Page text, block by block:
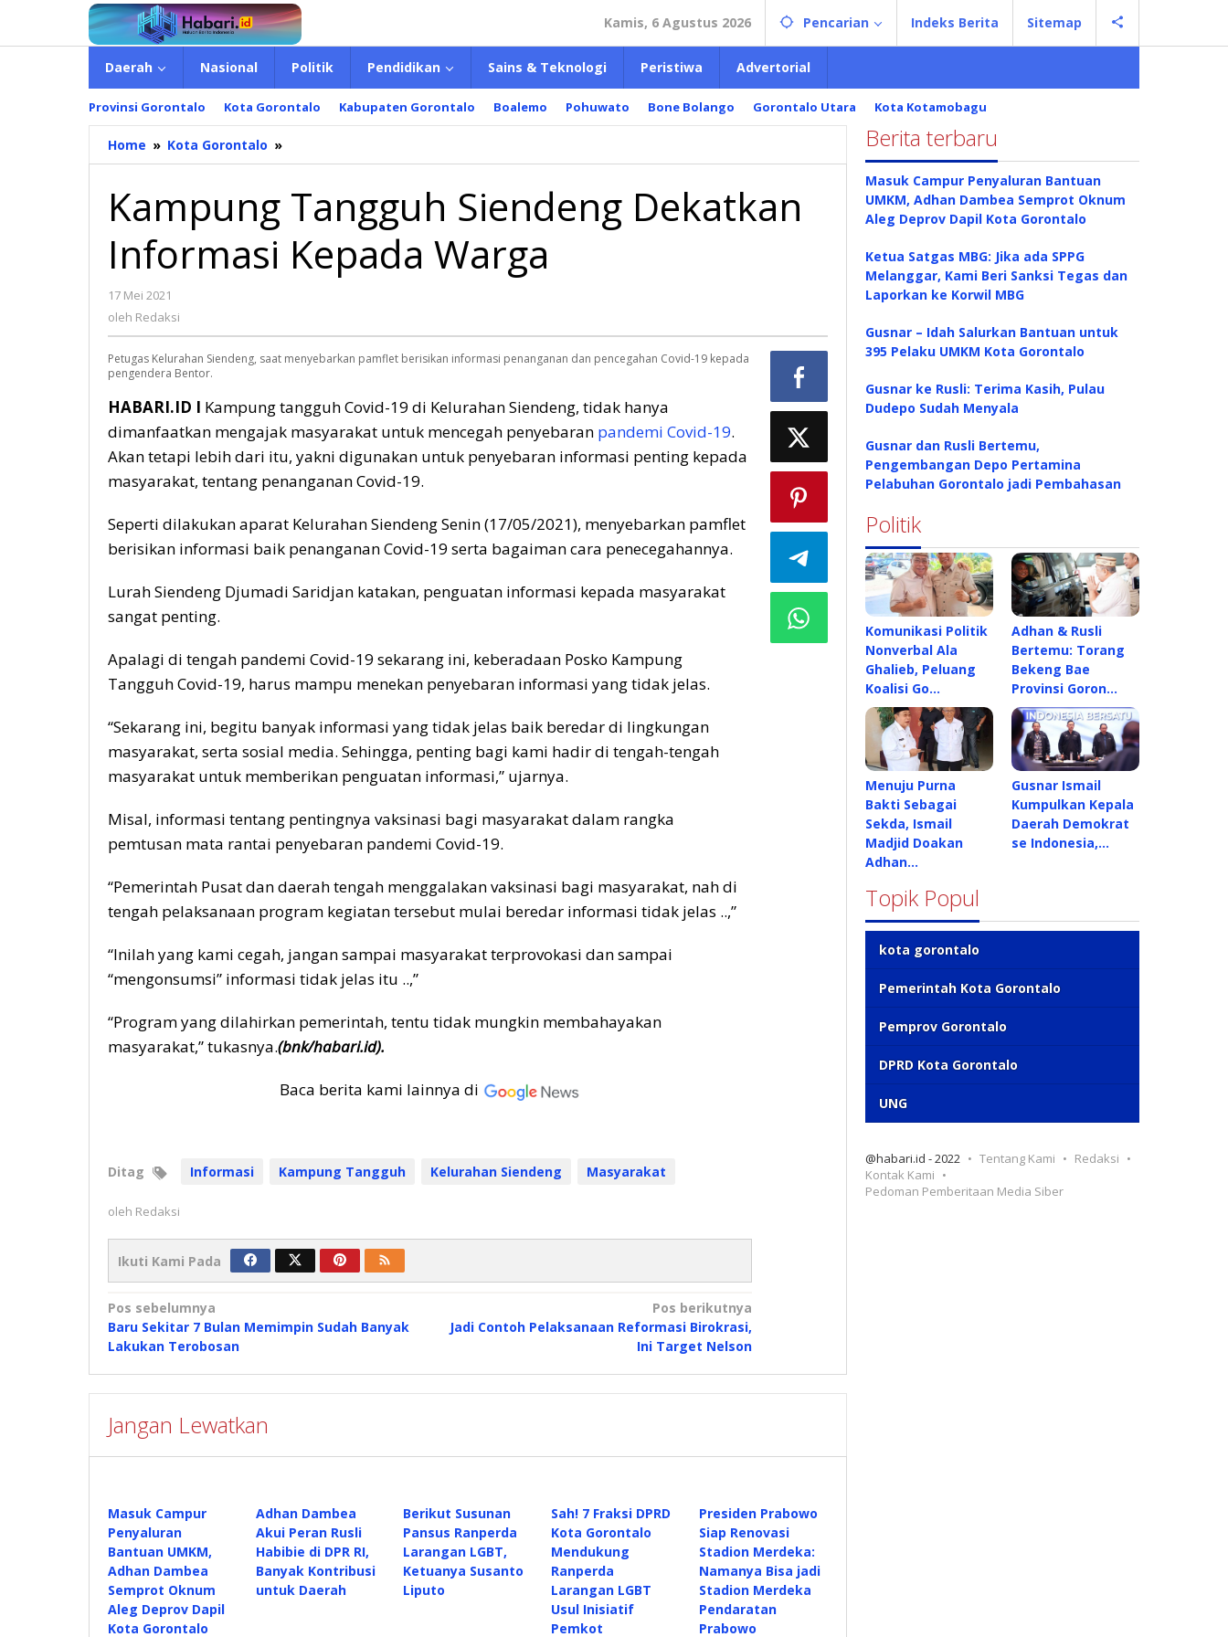
konten
Kamis, 6 Agustus 2026 Pencarian Indeks Berita Sitemap
Daerah Nasional Politik Pendidikan Sains & Teknologi Peristiwa Advertorial
Provinsi Gorontalo Kota Gorontalo Kabupaten Gorontalo Boalemo Pohuwato Bone Bolango Gorontalo Utara Kota Kotamobagu
Home » Kota Gorontalo »
Tangguh
Dekatkan
Informasi
Kepada
Warga
Kampung Tangguh Siendeng Dekatkan
Informasi Kepada Warga
17 Mei 2021
oleh Redaksi
Petugas Kelurahan Siendeng, saat menyebarkan pamflet berisikan informasi penanganan dan pencegahan Covid-19 kepada
pengendera Bentor.
HABARI.ID I Kampung tangguh Covid-19 di Kelurahan Siendeng, tidak hanya
dimanfaatkan mengajak masyarakat untuk mencegah penyebaran pandemi Covid-19.
Akan tetapi lebih dari itu, yakni digunakan untuk penyebaran informasi penting kepada
masyarakat, tentang penanganan Covid-19.
Seperti dilakukan aparat Kelurahan Siendeng Senin (17/05/2021), menyebarkan pamflet
berisikan informasi baik penanganan Covid-19 serta bagaiman cara penecegahannya.
Lurah Siendeng Djumadi Saridjan katakan, penguatan informasi kepada masyarakat
sangat penting.
Apalagi di tengah pandemi Covid-19 sekarang ini, keberadaan Posko Kampung
Tangguh Covid-19, harus mampu menekan penyebaran informasi yang tidak jelas.
“Sekarang ini, begitu banyak informasi yang tidak jelas baik beredar di lingkungan
masyarakat, serta sosial media. Sehingga, penting bagi kami hadir di tengah-tengah
masyarakat untuk memberikan penguatan informasi,” ujarnya.
Misal, informasi tentang pentingnya vaksinasi bagi masyarakat dalam rangka
pemtusan mata rantai penyebaran pandemi Covid-19.
“Pemerintah Pusat dan daerah tengah menggalakan vaksinasi bagi masyarakat, nah di
tengah pelaksanaan program kegiatan tersebut mulai beredar informasi tidak jelas ..,”
“Inilah yang kami cegah, jangan sampai masyarakat terprovokasi dan sampai
“mengonsumsi” informasi tidak jelas itu ..,”
“Program yang dilahirkan pemerintah, tentu tidak mungkin membahayakan
masyarakat,” tukasnya.(bnk/habari.id).
Baca berita kami lainnya di
Ditag Informasi Kampung Tangguh Kelurahan Siendeng Masyarakat
oleh Redaksi
Ikuti Kami Pada
Navigasi
pos
Pos sebelumnya
Baru Sekitar 7 Bulan Memimpin Sudah Banyak
Lakukan Terobosan
Pos berikutnya
Jadi Contoh Pelaksanaan Reformasi Birokrasi,
Ini Target Nelson
Jangan Lewatkan
Masuk Campur
Penyaluran
Bantuan UMKM,
Adhan Dambea
Semprot Oknum
Aleg Deprov Dapil
Kota Gorontalo
Adhan Dambea
Akui Peran Rusli
Habibie di DPR RI,
Banyak Kontribusi
untuk Daerah
Berikut Susunan
Pansus Ranperda
Larangan LGBT,
Ketuanya Susanto
Liputo
Sah! 7 Fraksi DPRD
Kota Gorontalo
Mendukung
Ranperda
Larangan LGBT
Usul Inisiatif
Pemkot
Presiden Prabowo
Siap Renovasi
Stadion Merdeka:
Namanya Bisa jadi
Stadion Merdeka
Pendaratan
Prabowo
Berita terbaru
Masuk Campur Penyaluran Bantuan
UMKM, Adhan Dambea Semprot Oknum
Aleg Deprov Dapil Kota Gorontalo
Ketua Satgas MBG: Jika ada SPPG
Melanggar, Kami Beri Sanksi Tegas dan
Laporkan ke Korwil MBG
Gusnar – Idah Salurkan Bantuan untuk
395 Pelaku UMKM Kota Gorontalo
Gusnar ke Rusli: Terima Kasih, Pulau
Dudepo Sudah Menyala
Gusnar dan Rusli Bertemu,
Pengembangan Depo Pertamina
Pelabuhan Gorontalo jadi Pembahasan
Politik
Komunikasi Politik
Nonverbal Ala
Ghalieb, Peluang
Koalisi Go…
Adhan & Rusli
Bertemu: Torang
Bekeng Bae
Provinsi Goron…
Menuju Purna
Bakti Sebagai
Sekda, Ismail
Madjid Doakan
Adhan…
Gusnar Ismail
Kumpulkan Kepala
Daerah Demokrat
se Indonesia,…
Topik Popul
kota gorontalo
Pemerintah Kota Gorontalo
Pemprov Gorontalo
DPRD Kota Gorontalo
UNG
@habari.id - 2022 Tentang Kami
Redaksi
Kontak Kami
Pedoman Pemberitaan Media Siber